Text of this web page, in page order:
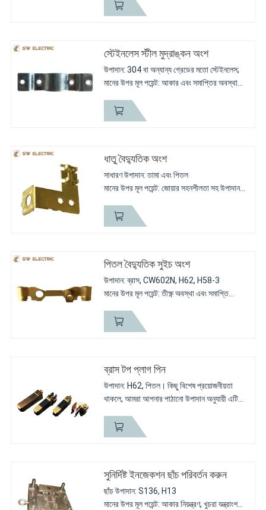
পয়েন্ট।
সংক্ষিপ্ত বিবরণ: কঠোরতা HV130 সকেট জন্য তামার
স্টেইনলেস স্টীল মুদ্রাঙ্কন অংশ
উপাদান: 304 বা অন্যান্য গ্রেডের মতো স্টেইনলেস;
মানের উপর মূল পয়েন্ট: আকার এবং সমাপ্তির অবস্থা
প্রতিস্থাপনের জন্য বা এটি যথেষ্ট শক্তিশালী হওয়া...
ধাতু বৈদ্যুতিক অংশ
সাধারণ উপাদান: তামা এবং পিতল
মানের উপর মূল পয়েন্ট: জোয়ার সহনশীলতা সহ উপাদান
সংক্ষিপ্ত বিবরণ: বৈদ্যুতিক ক্ষেত্রের আইটেম, ছাঁচ এবং
টুলিংয়ের উপর বড় বিনিয়োগ।
পিতল বৈদ্যুতিক সুইচ অংশ
উপাদান: ব্রাস, CW602N, H62, H58-3
মানের উপর মূল পয়েন্ট: তীক্ষ্ণ অবস্থা এবং সমাপ্তি
sliver যোগাযোগ সঙ্গে সংযোগকারী অংশ সমর্থন
ব্রাস টপ প্লাগ পিন
উপাদান: H62, পিতল। কিছু বিশেষ প্রয়োজনীয়তা
থাকলে, আমরা আপনার পাঠানো উপাদান অনুযায়ী এটি
বর্জ্য উপাদান আপনার কাছে পাঠাব। এছাড়াও বর্জ্য
পদার্থের জন্য,...
সুনির্দিষ্ট ইনজেকশন ছাঁচ পরিবর্তন করুন
ছাঁচ উপাদান: S136, H13
মানের উপর মূল পয়েন্ট: আকার নিয়ন্ত্রণ, খুচরা যন্ত্রাংশ